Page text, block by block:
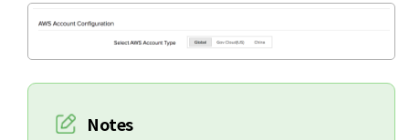
Notes